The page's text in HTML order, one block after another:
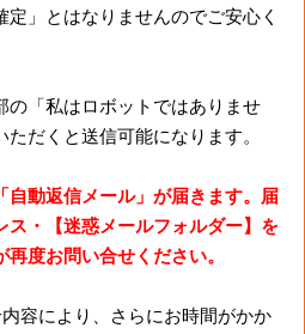
」とはなりませんのでご安心く
「私はロボットではありませ
だくと送信可能になります。
自動返信メール」が届きます。届
ス・【迷惑メールフォルダー】を
度お問い合せください。
容により、さらにお時間がかか